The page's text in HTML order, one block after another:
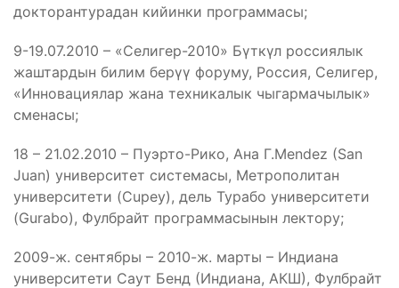
докторантурадан кийинки программасы;
9-19.07.2010 – «Селигер-2010» Бүткүл россиялык
жаштардын билим берүү форуму, Россия, Селигер,
«Инновациялар жана техникалык чыгармачылык»
сменасы;
18 – 21.02.2010 – Пуэрто-Рико, Ана Г.Mendez (San
Juan) университет системасы, Метрополитан
университети (Cupey), дель Турабо университети
(Gurabo), Фулбрайт программасынын лектору;
2009-ж. сентябры – 2010-ж. марты – Индиана
университети Саут Бенд (Индиана, АКШ), Фулбрайт